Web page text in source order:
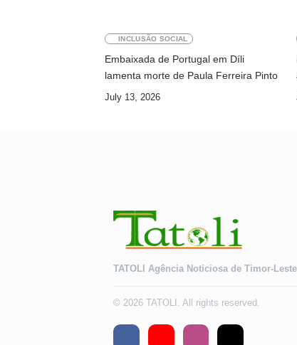
INCLUSÃO SOCIAL
Embaixada de Portugal em Díli
lamenta morte de Paula Ferreira Pinto
July 13, 2026
TATOLI Agência Noticiosa de Timor-Leste
© 2026 TATOLI. All rights reserved.